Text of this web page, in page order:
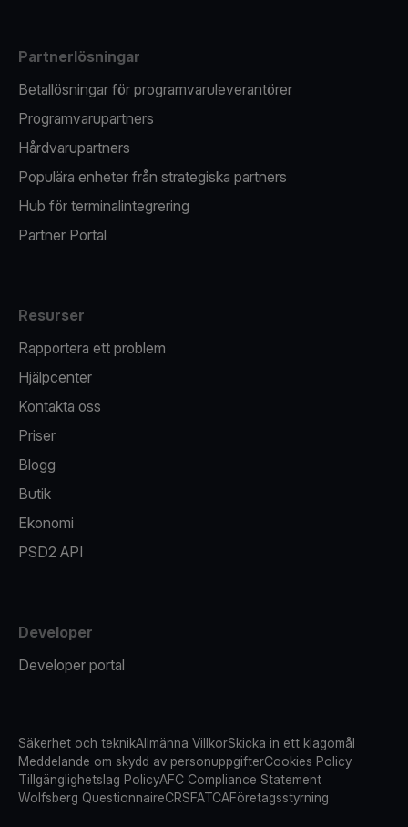
Partnerlösningar
Betallösningar för programvaruleverantörer
Programvarupartners
Hårdvarupartners
Populära enheter från strategiska partners
Hub för terminalintegrering
Partner Portal
Resurser
Rapportera ett problem
Hjälpcenter
Kontakta oss
Priser
Blogg
Butik
Ekonomi
PSD2 API
Developer
Developer portal
Säkerhet och teknikAllmänna VillkorSkicka in ett klagomål
Meddelande om skydd av personuppgifterCookies Policy
Tillgänglighetslag PolicyAFC Compliance Statement
Wolfsberg QuestionnaireCRSFATCAFöretagsstyrning